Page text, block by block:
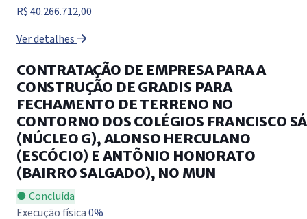
R$ 40.266.712,00
Ver detalhes
CONTRATAÇÃO DE EMPRESA PARA A
CONSTRUÇÃO DE GRADIS PARA
FECHAMENTO DE TERRENO NO
CONTORNO DOS COLÉGIOS FRANCISCO SÁ
(NÚCLEO G), ALONSO HERCULANO
(ESCÓCIO) E ANTÕNIO HONORATO
(BAIRRO SALGADO), NO MUN
● Concluída
Execução física0%